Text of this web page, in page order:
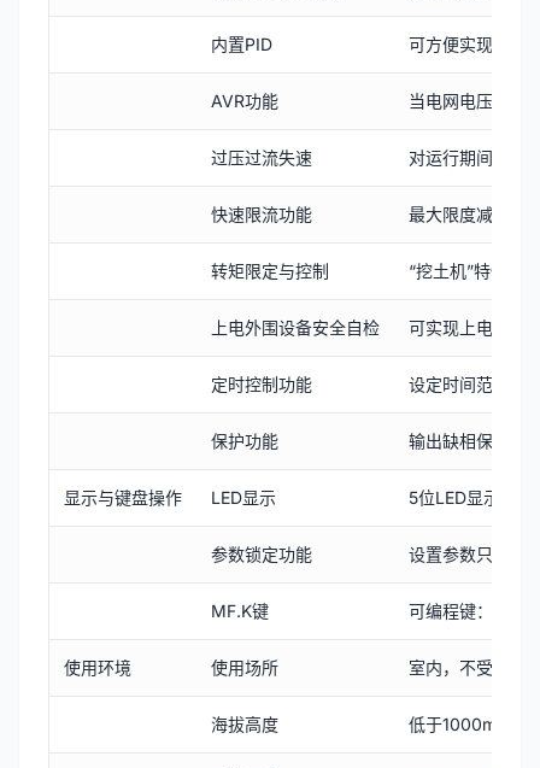
内置PID 可方便实现过程
AVR功能 当电网电压变化
过压过流失速 对运行期间电流
快速限流功能 最大限度减小过
转矩限定与控制 “挖土机”特性，
上电外围设备安全自检 可实现上电对外
定时控制功能 设定时间范围
保护功能 输出缺相保护、
显示与键盘操作 LED显示 5位LED显示
参数锁定功能 设置参数只读控
MF.K键 可编程键：命令
使用环境 使用场所 室内，不受阳光
海拔高度 低于1000m；高